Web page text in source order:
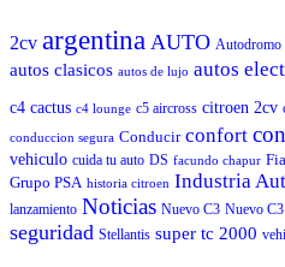
2cv argentina AUTO Autodromo
autos clasicos autos de lujo autos
c4 cactus c4 lounge c5 aircross citroen 2cv
conduccion segura Conducir confort
vehiculo cuida tu auto DS facundo chapur
Grupo PSA historia citroen Industria
lanzamiento Noticias Nuevo C3 Nuevo
seguridad Stellantis super tc 2000